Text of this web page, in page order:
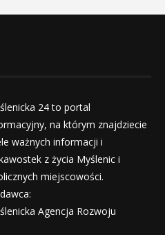
24 to portal
na którym znajdziecie
ważnych informacji i
z życia Myślenic i
miejscowości.
Agencja Rozwoju